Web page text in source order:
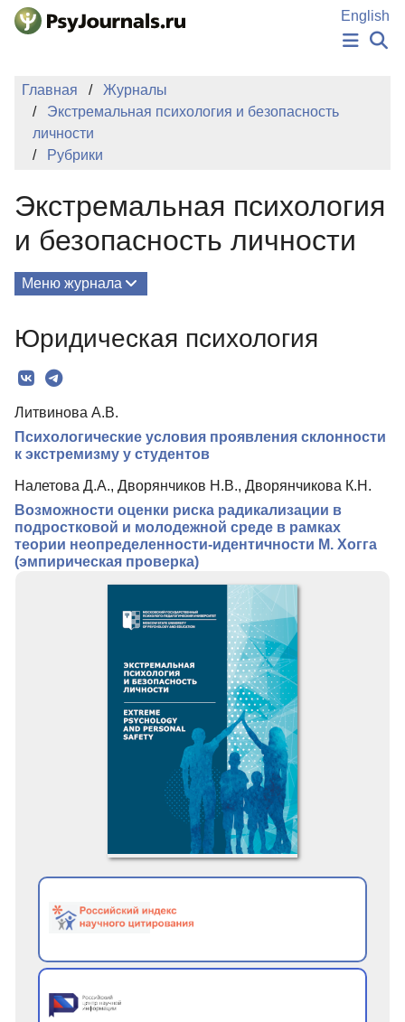
Перейти к основному содержанию
English
НОВОСТИ
Регистрация
Вход
Главная
Журналы
Экстремальная психология и безопасность
личности
Рубрики
Экстремальная психология
и безопасность личности
Меню журнала
О Журнале
Миссия
Редколлегия
Редакционная политика
Индексирование
Для авторов
Рубрики
Юридическая психология
Литвинова А.В.
Психологические условия проявления склонности
к экстремизму у студентов
Налетова Д.А., Дворянчиков Н.В., Дворянчикова К.Н.
Возможности оценки риска радикализации в
подростковой и молодежной среде в рамках
теории неопределенности-идентичности М. Хогга
(эмпирическая проверка)